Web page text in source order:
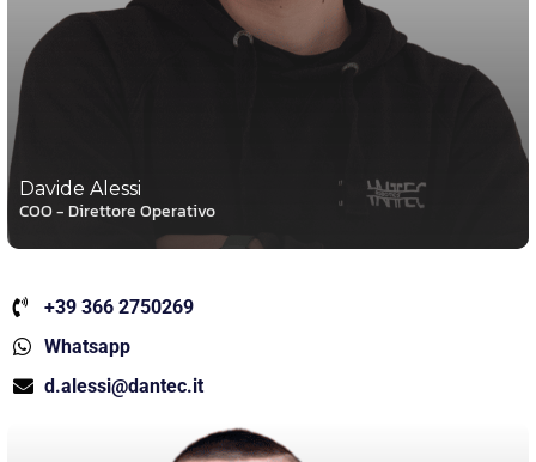
Davide Alessi
COO - Direttore Operativo
+39 366 2750269
Whatsapp
d.alessi@dantec.it